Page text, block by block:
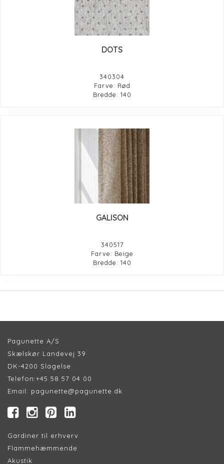
DOTS
340304
Farve: Rød
Bredde: 140
GALISON
340517
Farve: Beige
Bredde: 140
Pagunette A/S
Skælskør Landevej 39
DK-4200 Slagelse
Telefon:+45 58 57 04 00
Email: pagunette@pagunette.dk
Gardiner til erhverv
Flammehæmmende
Akustik